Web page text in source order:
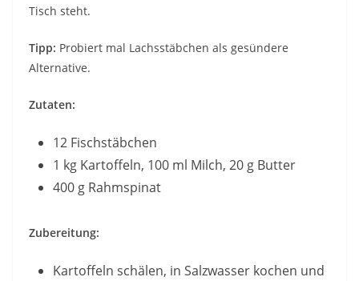
Tisch steht.
Tipp: Probiert mal Lachsstäbchen als gesündere
Alternative.
Zutaten:
12 Fischstäbchen
1 kg Kartoffeln, 100 ml Milch, 20 g Butter
400 g Rahmspinat
Zubereitung:
Kartoffeln schälen, in Salzwasser kochen und